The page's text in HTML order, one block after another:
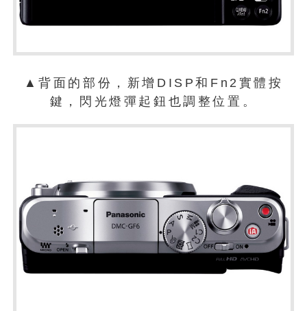
▲背面的部份，新增DISP和Fn2實體按
鍵，閃光燈彈起鈕也調整位置。